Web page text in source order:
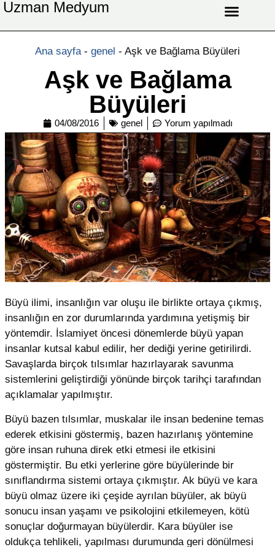
Uzman Medyum
Ana sayfa- genel - Aşk ve Bağlama Büyüleri
Aşk ve Bağlama
Büyüleri
04/08/2016 genel Yorum yapılmadı
Büyü ilimi, insanlığın var oluşu ile birlikte ortaya çıkmış,
insanlığın en zor durumlarında yardımına yetişmiş bir
yöntemdir. İslamiyet öncesi dönemlerde büyü yapan
insanlar kutsal kabul edilir, her dediği yerine getirilirdi.
Savaşlarda birçok tılsımlar hazırlayarak savunma
sistemlerini geliştirdiği yönünde birçok tarihçi tarafından
açıklamalar yapılmıştır.
Büyü bazen tılsımlar, muskalar ile insan bedenine temas
ederek etkisini göstermiş, bazen hazırlanış yöntemine
göre insan ruhuna direk etki etmesi ile etkisini
göstermiştir. Bu etki yerlerine göre büyülerinde bir
sınıflandırma sistemi ortaya çıkmıştır. Ak büyü ve kara
büyü olmaz üzere iki çeşide ayrılan büyüler, ak büyü
sonucu insan yaşamı ve psikolojini etkilemeyen, kötü
sonuçlar doğurmayan büyülerdir. Kara büyüler ise
oldukça tehlikeli, yapılması durumunda geri dönülmesi